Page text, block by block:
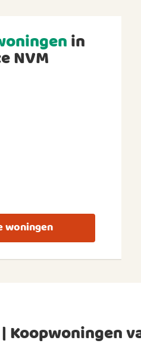
in
NVM
woningen
Koopwoningen